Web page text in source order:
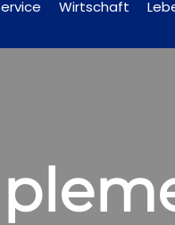
Wirtschaft